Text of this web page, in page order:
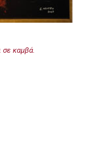
σε καμβά.